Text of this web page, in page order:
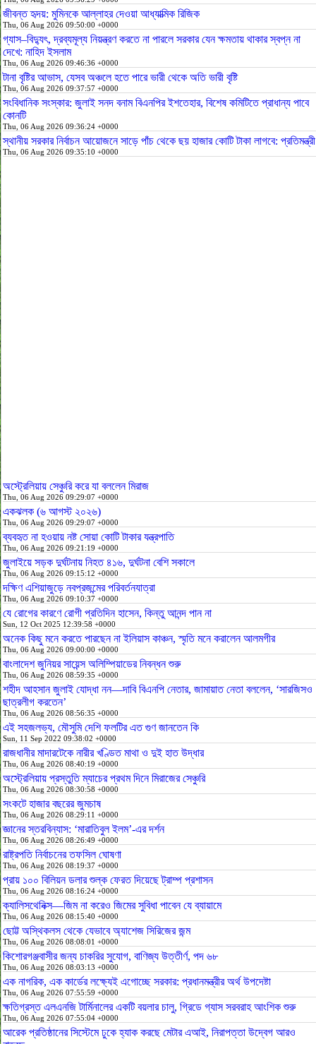
জীবন্ত হৃদয়: মুমিনকে আল্লাহর দেওয়া আধ্যাত্মিক রিজিক
Thu, 06 Aug 2026 09:50:00 +0000
গ্যাস–বিদ্যুৎ, দ্রব্যমূল্য নিয়ন্ত্রণ করতে না পারলে সরকার যেন ক্ষমতায় থাকার স্বপ্ন না
দেখে: নাহিদ ইসলাম
Thu, 06 Aug 2026 09:46:36 +0000
টানা বৃষ্টির আভাস, যেসব অঞ্চলে হতে পারে ভারী থেকে অতি ভারী বৃষ্টি
Thu, 06 Aug 2026 09:37:57 +0000
সংবিধানিক সংস্কার: জুলাই সনদ বনাম বিএনপির ইশতেহার, বিশেষ কমিটিতে প্রাধান্য পাবে
কোনটি
Thu, 06 Aug 2026 09:36:24 +0000
স্থানীয় সরকার নির্বাচন আয়োজনে সাড়ে পাঁচ থেকে ছয় হাজার কোটি টাকা লাগবে: প্রতিমন্ত্রী
Thu, 06 Aug 2026 09:35:10 +0000
অস্ট্রেলিয়ায় সেঞ্চুরি করে যা বললেন মিরাজ
Thu, 06 Aug 2026 09:29:07 +0000
একঝলক (৬ আগস্ট ২০২৬)
Thu, 06 Aug 2026 09:29:07 +0000
ব্যবহৃত না হওয়ায় নষ্ট সোয়া কোটি টাকার যন্ত্রপাতি
Thu, 06 Aug 2026 09:21:19 +0000
জুলাইয়ে সড়ক দুর্ঘটনায় নিহত ৪১৬, দুর্ঘটনা বেশি সকালে
Thu, 06 Aug 2026 09:15:12 +0000
দক্ষিণ এশিয়াজুড়ে নবপ্রজন্মের পরিবর্তনযাত্রা
Thu, 06 Aug 2026 09:10:37 +0000
যে রোগের কারণে রোগী প্রতিদিন হাসেন, কিন্তু আনন্দ পান না
Sun, 12 Oct 2025 12:39:58 +0000
অনেক কিছু মনে করতে পারছেন না ইলিয়াস কাঞ্চন, স্মৃতি মনে করালেন আলমগীর
Thu, 06 Aug 2026 09:00:00 +0000
বাংলাদেশ জুনিয়র সায়েন্স অলিম্পিয়াডের নিবন্ধন শুরু
Thu, 06 Aug 2026 08:59:35 +0000
শহীদ আহসান জুলাই যোদ্ধা নন—দাবি বিএনপি নেতার, জামায়াত নেতা বললেন, ‘সারজিসও
ছাত্রলীগ করতেন’
Thu, 06 Aug 2026 08:56:35 +0000
এই সহজলভ্য, মৌসুমি দেশি ফলটির এত গুণ জানতেন কি
Sun, 11 Sep 2022 09:38:02 +0000
রাজধানীর মাদারটেকে নারীর খণ্ডিত মাথা ও দুই হাত উদ্ধার
Thu, 06 Aug 2026 08:40:19 +0000
অস্ট্রেলিয়ায় প্রস্তুতি ম্যাচের প্রথম দিনে মিরাজের সেঞ্চুরি
Thu, 06 Aug 2026 08:30:58 +0000
সংকটে হাজার বছরের জুমচাষ
Thu, 06 Aug 2026 08:29:11 +0000
জ্ঞানের স্তরবিন্যাস: ‘মারাতিবুল ইলম’-এর দর্শন
Thu, 06 Aug 2026 08:26:49 +0000
রাষ্ট্রপতি নির্বাচনের তফসিল ঘোষণা
Thu, 06 Aug 2026 08:19:37 +0000
প্রায় ১০০ বিলিয়ন ডলার শুল্ক ফেরত দিয়েছে ট্রাম্প প্রশাসন
Thu, 06 Aug 2026 08:16:24 +0000
ক্যালিসথেনিক্স—জিম না করেও জিমের সুবিধা পাবেন যে ব্যায়ামে
Thu, 06 Aug 2026 08:15:40 +0000
ছোট্ট অস্থিকলস থেকে যেভাবে অ্যাশেজ সিরিজের জন্ম
Thu, 06 Aug 2026 08:08:01 +0000
কিশোরগঞ্জবাসীর জন্য চাকরির সুযোগ, বাণিজ্য উত্তীর্ণ, পদ ৬৮
Thu, 06 Aug 2026 08:03:13 +0000
এক নাগরিক, এক কার্ডের লক্ষ্যেই এগোচ্ছে সরকার: প্রধানমন্ত্রীর অর্থ উপদেষ্টা
Thu, 06 Aug 2026 07:55:59 +0000
ক্ষতিগ্রস্ত এলএনজি টার্মিনালের একটি বয়লার চালু, গ্রিডে গ্যাস সরবরাহ আংশিক শুরু
Thu, 06 Aug 2026 07:55:04 +0000
আরেক প্রতিষ্ঠানের সিস্টেমে ঢুকে হ্যাক করছে মেটার এআই, নিরাপত্তা উদ্বেগ আরও